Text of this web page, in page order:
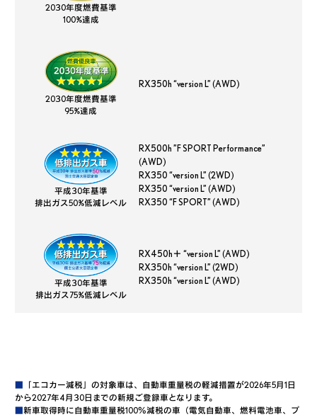
2030年度燃費基準
100%達成
2030年度燃費基準
95%達成
RX350h “version L” (AWD)
平成30年基準
排出ガス50%低減レベル
RX500h ”F SPORT Performance”
(AWD)
RX350 “version L” (2WD)
RX350 “version L” (AWD)
RX350 “F SPORT” (AWD)
平成30年基準
排出ガス75%低減レベル
RX450h＋ “version L” (AWD)
RX350h “version L” (2WD)
RX350h “version L” (AWD)
■ 「エコカー減税」の対象車は、自動車重量税の軽減措置が2026年5月1日
から2027年4月30日までの新規ご登録車となります。
■新車取得時に自動車重量税100％減税の車（電気自動車、燃料電池車、プ